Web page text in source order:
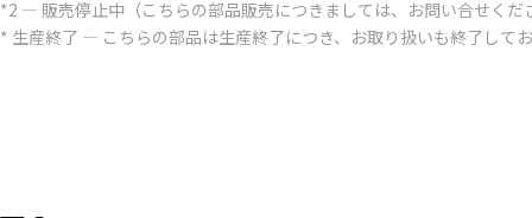
*2 ― 販売停止中（こちらの部品販売につきましては、お問い合せくだ
* 生産終了 ― こちらの部品は生産終了につき、お取り扱いも終了して